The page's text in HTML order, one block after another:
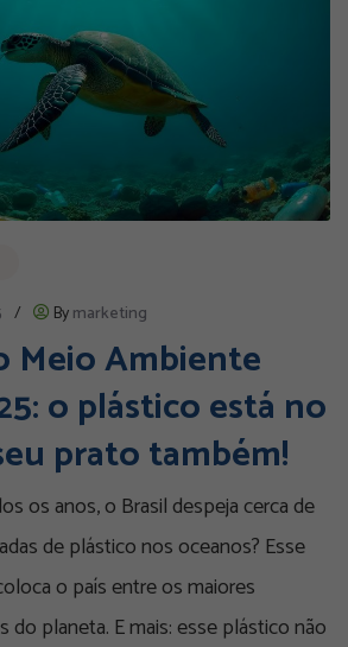
/ Bymarketing
Meio Ambiente
o plástico está no
prato também!
os anos, o Brasil despeja cerca de
de plástico nos oceanos? Esse
o país entre os maiores
do planeta. E mais: esse plástico não